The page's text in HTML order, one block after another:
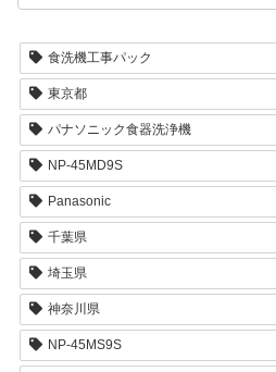
食洗機工事パック
東京都
パナソニック食器洗浄機
NP-45MD9S
Panasonic
千葉県
埼玉県
神奈川県
NP-45MS9S